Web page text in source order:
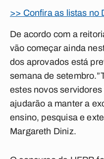
>> Confira as listas no
De acordo com a
vão começar ainda
dos aprovados está
semana de
estes novos
ajudarão a manter a
ensino, pesquisa e
Margareth Diniz.